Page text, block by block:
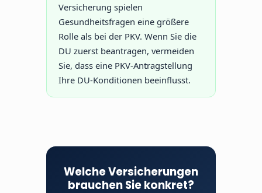
Versicherung spielen
Gesundheitsfragen eine größere
Rolle als bei der PKV. Wenn Sie die
DU zuerst beantragen, vermeiden
Sie, dass eine PKV-Antragstellung
Ihre DU-Konditionen beeinflusst.
Welche Versicherungen
brauchen Sie konkret?